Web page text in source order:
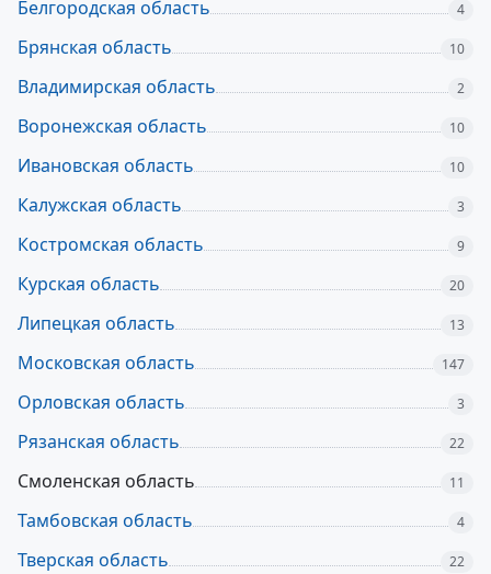
Белгородская область 4
Брянская область 10
Владимирская область 2
Воронежская область 10
Ивановская область 10
Калужская область 3
Костромская область 9
Курская область 20
Липецкая область 13
Московская область 147
Орловская область 3
Рязанская область 22
Смоленская область 11
Тамбовская область 4
Тверская область 22